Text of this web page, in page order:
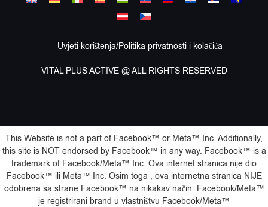
Uvjeti korištenja/Politika privatnosti i kolačića
VITAL PLUS ACTIVE @ ALL RIGHTS RESERVED
This Website is not a part of Facebook™️ or Meta™️ Inc. Additionally,
this site is NOT endorsed by Facebook™️ in any way. Facebook™️ is a
trademark of Facebook/Meta™️ Inc. Ova internet stranica nije dio
Facebook™️ ili Meta™️ Inc. Osim toga , ova internetna stranica NIJE
odobrena sa strane Facebook™️ na nikakav način. Facebook/Meta™️
je registrirani brand u vlastništvu Facebook/Meta™️